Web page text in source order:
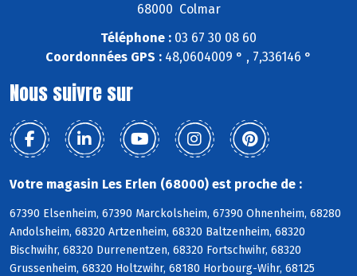
68000 Colmar
Téléphone : 03 67 30 08 60
Coordonnées GPS : 48,0604009 ° , 7,336146 °
Nous suivre sur
Votre magasin Les Erlen (68000) est proche de :
67390 Elsenheim, 67390 Marckolsheim, 67390 Ohnenheim, 68280
Andolsheim, 68320 Artzenheim, 68320 Baltzenheim, 68320
Bischwihr, 68320 Durrenentzen, 68320 Fortschwihr, 68320
Grussenheim, 68320 Holtzwihr, 68180 Horbourg-Wihr, 68125